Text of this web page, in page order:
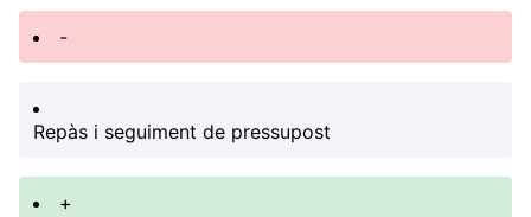
-
Repàs i seguiment de pressupost
+